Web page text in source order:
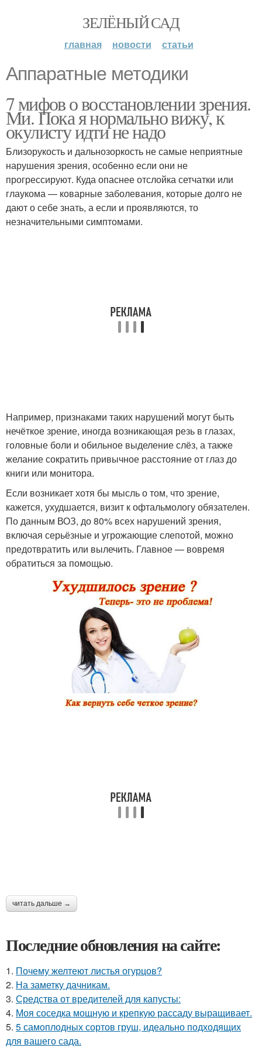
ЗЕЛЁНЫЙ САД
главная новости статьи
Аппаратные методики
7 мифов о восстановлении зрения.
Ми. Пока я нормально вижу, к
окулисту идти не надо
Близорукость и дальнозоркость не самые неприятные
нарушения зрения, особенно если они не
прогрессируют. Куда опаснее отслойка сетчатки или
глаукома — коварные заболевания, которые долго не
дают о себе знать, а если и проявляются, то
незначительными симптомами.
Например, признаками таких нарушений могут быть
нечёткое зрение, иногда возникающая резь в глазах,
головные боли и обильное выделение слёз, а также
желание сократить привычное расстояние от глаз до
книги или монитора.
Если возникает хотя бы мысль о том, что зрение,
кажется, ухудшается, визит к офтальмологу обязателен.
По данным ВОЗ, до 80% всех нарушений зрения,
включая серьёзные и угрожающие слепотой, можно
предотвратить или вылечить. Главное — вовремя
обратиться за помощью.
читать дальше →
Последние обновления на сайте:
1. Почему желтеют листья огурцов?
2. На заметку дачникам.
3. Средства от вредителей для капусты:
4. Моя соседка мощную и крепкую рассаду выращивает.
5. 5 самоплодных сортов груш, идеально подходящих
для вашего сада.